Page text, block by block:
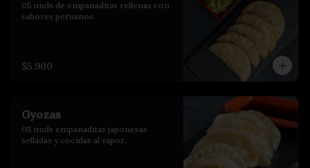
05 unds de empanaditas rellenas con
sabores peruanos.
$5.900
Gyozas
05 unds empanaditas japonesas
selladas y cocidas al vapor.